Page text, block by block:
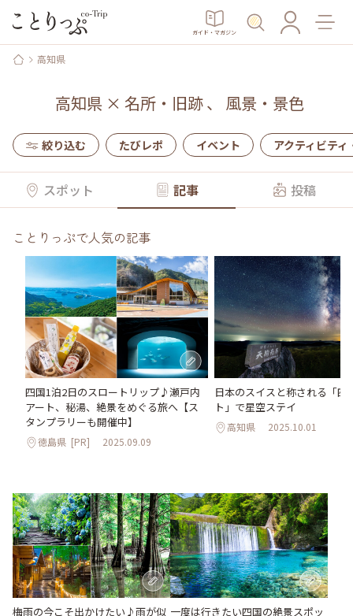
ガイド・マガジン
高知県
高知県 × 名所・旧跡、 風景・景色
絞り込む たびレポ イベント アクティビティ
スポット 記事 投稿
ことりっぷで人気の記事
四国1泊2日のスロートリップ♪瀬戸内
アート、秘湯、絶景をめぐる旅へ【ス
タンプラリーも開催中】
徳島県 [PR] 2025.09.09
日本のスイスと称される「四
ト」で星空ステイ
高知県 2025.10.01
梅雨の今こそ出かけたい♪雨が似 一度は行きたい四国の絶景スポッ